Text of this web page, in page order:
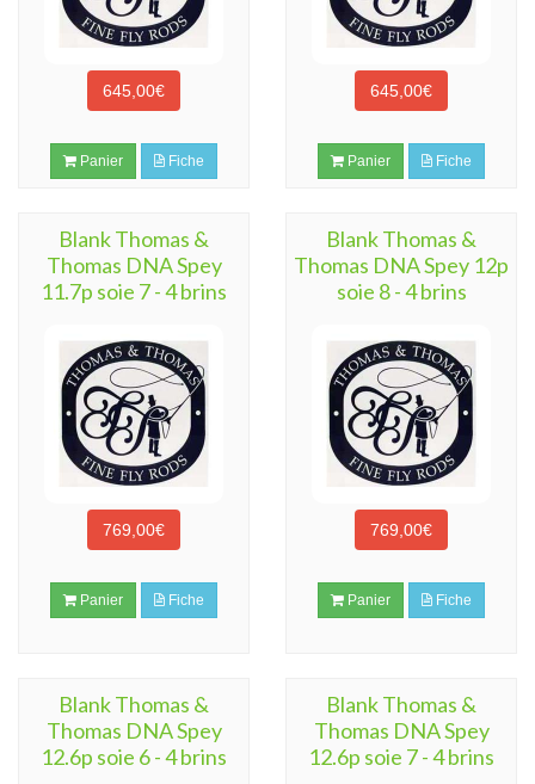
645,00€
Panier Fiche
645,00€
Panier Fiche
Blank Thomas &
Thomas DNA Spey
11.7p soie 7 - 4 brins
769,00€
Panier Fiche
Blank Thomas &
Thomas DNA Spey 12p
soie 8 - 4 brins
769,00€
Panier Fiche
Blank Thomas &
Thomas DNA Spey
12.6p soie 6 - 4 brins
Blank Thomas &
Thomas DNA Spey
12.6p soie 7 - 4 brins